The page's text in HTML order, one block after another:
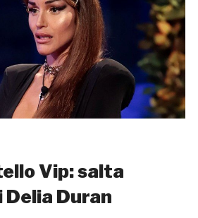
Vip: salta
Delia Duran